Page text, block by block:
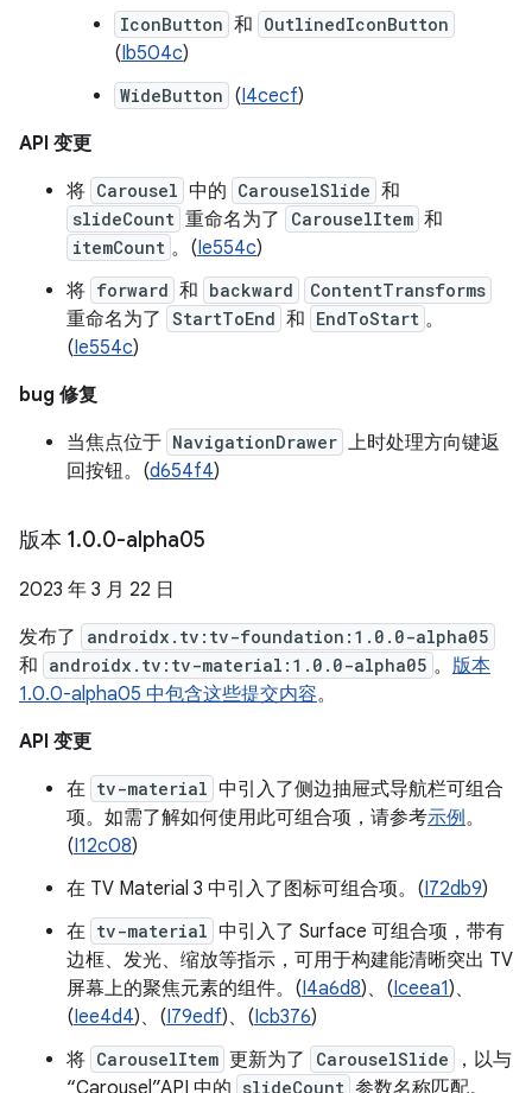
IconButton 和 OutlinedIconButton
(Ib504c)
WideButton (I4cecf)
API 变更
将 Carousel 中的 CarouselSlide 和
slideCount 重命名为了 CarouselItem 和
itemCount 。(Ie554c)
将 forward 和 backward ContentTransforms
重命名为了 StartToEnd 和 EndToStart 。
(Ie554c)
bug 修复
当焦点位于 NavigationDrawer 上时处理方向键返
回按钮。(d654f4)
版本 1.0.0-alpha05
2023 年 3 月 22 日
发布了
androidx.tv:tv-foundation:1.0.0-alpha05
和 androidx.tv:tv-material:1.0.0-alpha05 。 版本
1.0.0-alpha05 中包含这些提交内容。
API 变更
在 tv-material 中引入了侧边抽屉式导航栏可组合
项。如需了解如何使用此可组合项，请参考示例。
(I12c08)
在 TV Material 3 中引入了图标可组合项。(I72db9)
在 tv-material 中引入了 Surface 可组合项，带有
边框、发光、缩放等指示，可用于构建能清晰突出 TV
屏幕上的聚焦元素的组件。(I4a6d8)、(Iceea1)、
(Iee4d4)、(I79edf)、(Icb376)
将 CarouselItem 更新为了 CarouselSlide
，以与
“Carousel”API 中的 slideCount 参数名称匹配。